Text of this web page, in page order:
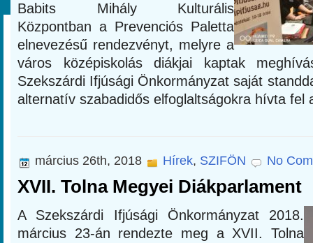
Babits Mihály Kulturális
Központban a Prevenciós Paletta
elnevezésű rendezvényt, melyre a
város középiskolás diákjai kaptak
Szekszárdi Ifjúsági Önkormányzat saját
alternatív szabadidős elfoglaltságokra hívta fel
március 26th, 2018 Hírek, SZIFÖN No
XVII. Tolna Megyei Diákparlament
A Szekszárdi Ifjúsági Önkormányzat 2018.
március 23-án rendezte meg a XVII. Tolna